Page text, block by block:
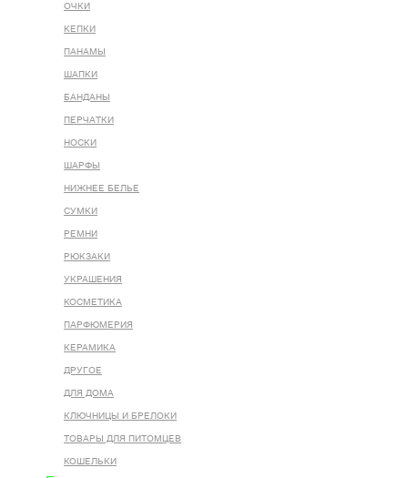
ОЧКИ
КЕПКИ
ПАНАМЫ
ШАПКИ
БАНДАНЫ
ПЕРЧАТКИ
НОСКИ
ШАРФЫ
НИЖНЕЕ БЕЛЬЕ
СУМКИ
РЕМНИ
РЮКЗАКИ
УКРАШЕНИЯ
КОСМЕТИКА
ПАРФЮМЕРИЯ
КЕРАМИКА
ДРУГОЕ
ДЛЯ ДОМА
КЛЮЧНИЦЫ И БРЕЛОКИ
ТОВАРЫ ДЛЯ ПИТОМЦЕВ
КОШЕЛЬКИ